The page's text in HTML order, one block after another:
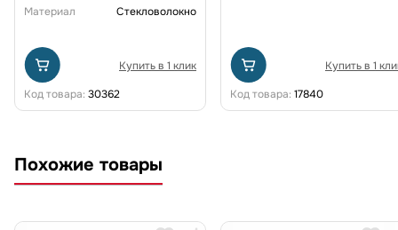
Материал
Стекловолокно
Купить в 1 клик
Код товара: 30362
Купить в 1
Код товара: 17840
Похожие товары